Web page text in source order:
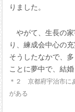
りました。
やがて、生長の家
り、練成会中心の
そうしたなかで、
ことに夢中で、結
＊２ 京都府宇治市に
がある